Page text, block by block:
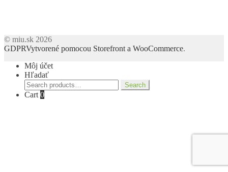
© miu.sk 2026
GDPRVytvorené pomocou Storefront a WooCommerce.
Môj účet
Hľadať
Search
for:
Search
Cart 0